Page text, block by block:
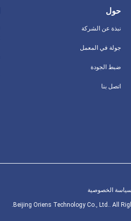
حول
نبذة عن الشركة
جولة في المعمل
ضبط الجودة
اتصل بنا
سياسة الخصوصية